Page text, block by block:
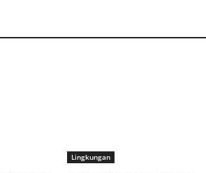
Lingkungan